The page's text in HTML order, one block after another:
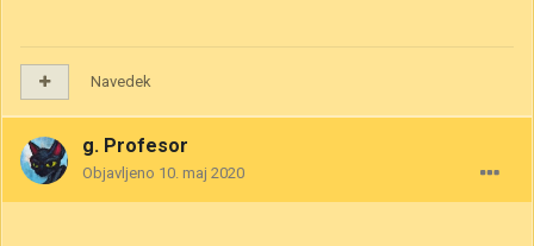
Navedek
g. Profesor
Objavljeno 10. maj 2020